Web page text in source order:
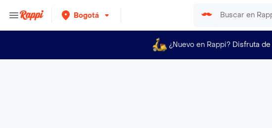
Bogotá
¿Nuevo en Rappi? Disfruta de